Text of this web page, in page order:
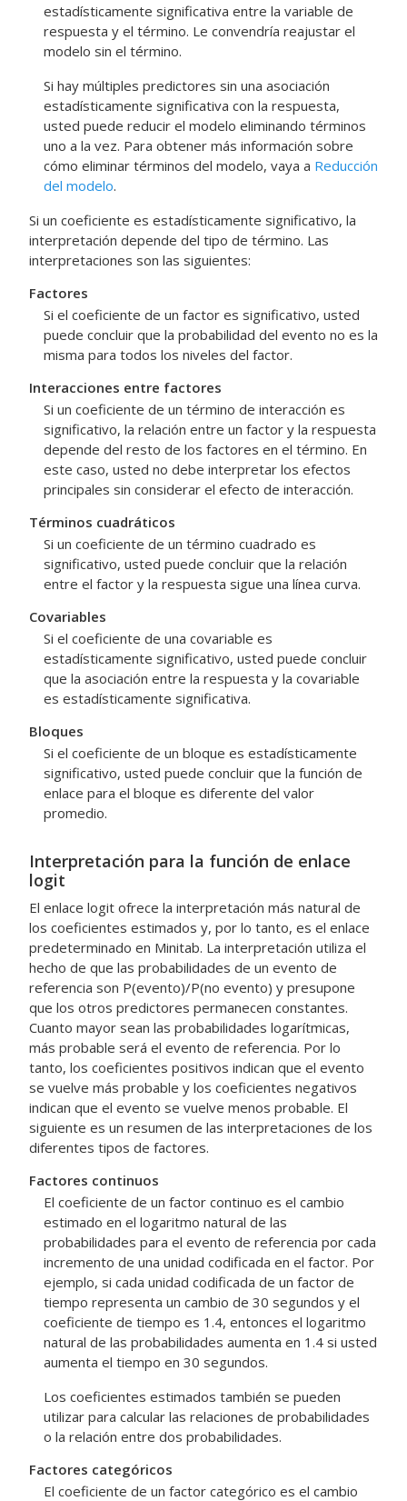
estadísticamente significativa entre la variable de
respuesta y el término. Le convendría reajustar el
modelo sin el término.
Si hay múltiples predictores sin una asociación
estadísticamente significativa con la respuesta,
usted puede reducir el modelo eliminando términos
uno a la vez. Para obtener más información sobre
cómo eliminar términos del modelo, vaya a Reducción
del modelo.
Si un coeficiente es estadísticamente significativo, la
interpretación depende del tipo de término. Las
interpretaciones son las siguientes:
Factores
Si el coeficiente de un factor es significativo, usted
puede concluir que la probabilidad del evento no es la
misma para todos los niveles del factor.
Interacciones entre factores
Si un coeficiente de un término de interacción es
significativo, la relación entre un factor y la respuesta
depende del resto de los factores en el término. En
este caso, usted no debe interpretar los efectos
principales sin considerar el efecto de interacción.
Términos cuadráticos
Si un coeficiente de un término cuadrado es
significativo, usted puede concluir que la relación
entre el factor y la respuesta sigue una línea curva.
Covariables
Si el coeficiente de una covariable es
estadísticamente significativo, usted puede concluir
que la asociación entre la respuesta y la covariable
es estadísticamente significativa.
Bloques
Si el coeficiente de un bloque es estadísticamente
significativo, usted puede concluir que la función de
enlace para el bloque es diferente del valor
promedio.
Interpretación para la función de enlace
logit
El enlace logit ofrece la interpretación más natural de
los coeficientes estimados y, por lo tanto, es el enlace
predeterminado en Minitab. La interpretación utiliza el
hecho de que las probabilidades de un evento de
referencia son P(evento)/P(no evento) y presupone
que los otros predictores permanecen constantes.
Cuanto mayor sean las probabilidades logarítmicas,
más probable será el evento de referencia. Por lo
tanto, los coeficientes positivos indican que el evento
se vuelve más probable y los coeficientes negativos
indican que el evento se vuelve menos probable. El
siguiente es un resumen de las interpretaciones de los
diferentes tipos de factores.
Factores continuos
El coeficiente de un factor continuo es el cambio
estimado en el logaritmo natural de las
probabilidades para el evento de referencia por cada
incremento de una unidad codificada en el factor. Por
ejemplo, si cada unidad codificada de un factor de
tiempo representa un cambio de 30 segundos y el
coeficiente de tiempo es 1.4, entonces el logaritmo
natural de las probabilidades aumenta en 1.4 si usted
aumenta el tiempo en 30 segundos.
Los coeficientes estimados también se pueden
utilizar para calcular las relaciones de probabilidades
o la relación entre dos probabilidades.
Factores categóricos
El coeficiente de un factor categórico es el cambio